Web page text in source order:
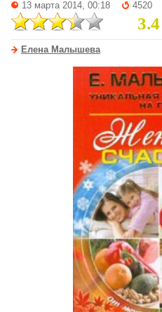
13 марта 2014, 00:18 4520
3.4
Елена Малышева